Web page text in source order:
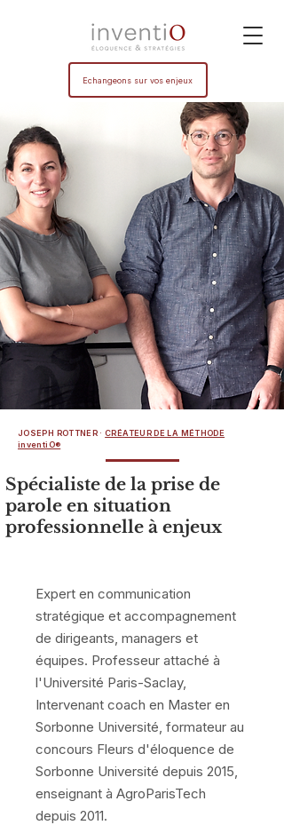
Echangeons sur vos enjeux
JOSEPH ROTTNER ·CRÉATEUR DE LA MÉTHODE
inventiO®
Spécialiste de la prise de
parole en situation
professionnelle à enjeux
Expert en communication
stratégique et accompagnement
de dirigeants, managers et
équipes. Professeur attaché à
l'Université Paris-Saclay,
Intervenant coach en Master en
Sorbonne Université, formateur au
concours Fleurs d'éloquence de
Sorbonne Université depuis 2015,
enseignant à AgroParisTech
depuis 2011.